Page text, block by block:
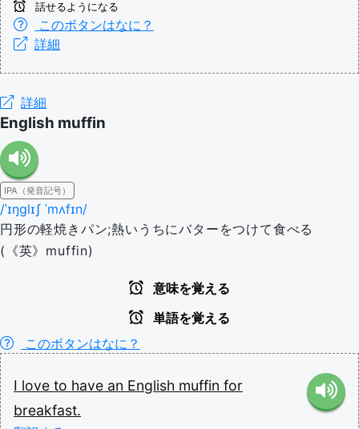
話せるようになる
このボタンはなに？
詳細
詳細
English muffin
IPA（発音記号）
/ˈɪŋɡlɪʃ ˈmʌfɪn/
円形の軽焼きパン;熱いうちにバターをつけて食べる
(《英》muffin)
意味を覚える
単語を覚える
このボタンはなに？
I love to have an English muffin for
breakfast.